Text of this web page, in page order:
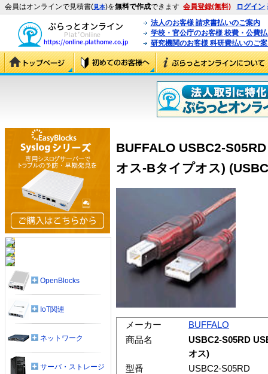
会員はオンラインで見積書(見本)を無料で作成できます 会員登録(無料) ログイン
法人のお客様 請求書払いのご案内
学校・官公庁のお客様 校費・公費
研究機関のお客様 科研費払いのご
BUFFALO USBC2-
オス-Bタイプオス)
メーカー
BUFFALO
商品名
USBC2-S05RD
オス)
型番
USBC2-S05RD
OpenBlocks
IoT関連
ネットワーク
サーバ・ストレージ